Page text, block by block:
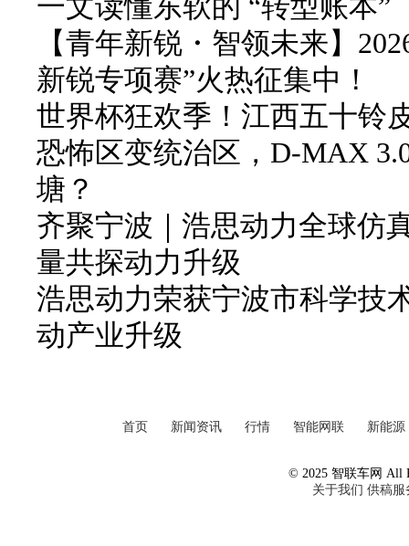
【青年新锐・智领未来】
新锐专项赛”火热征集中！
世界杯狂欢季！江西五十铃
恐怖区变统治区，D-MAX
塘？
齐聚宁波｜浩思动力全球仿
量共探动力升级
浩思动力荣获宁波市科学技
动产业升级
首页 新闻资讯 行情 智能网联 新能源
© 2025 智联车网 All
关于我们 供稿服